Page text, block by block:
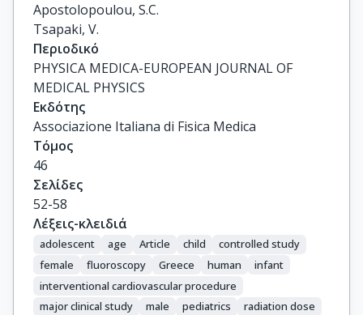
Apostolopoulou, S.C.
Tsapaki, V.
Περιοδικό
PHYSICA MEDICA-EUROPEAN JOURNAL OF
MEDICAL PHYSICS
Εκδότης
Associazione Italiana di Fisica Medica
Τόμος
46
Σελίδες
52-58
Λέξεις-κλειδιά
adolescent age Article child
controlled study
female
fluoroscopy Greece human
infant
interventional cardiovascular procedure
major clinical study
male pediatrics
radiation dose